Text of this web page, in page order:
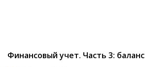
Финансовый учет. Часть 3: баланс